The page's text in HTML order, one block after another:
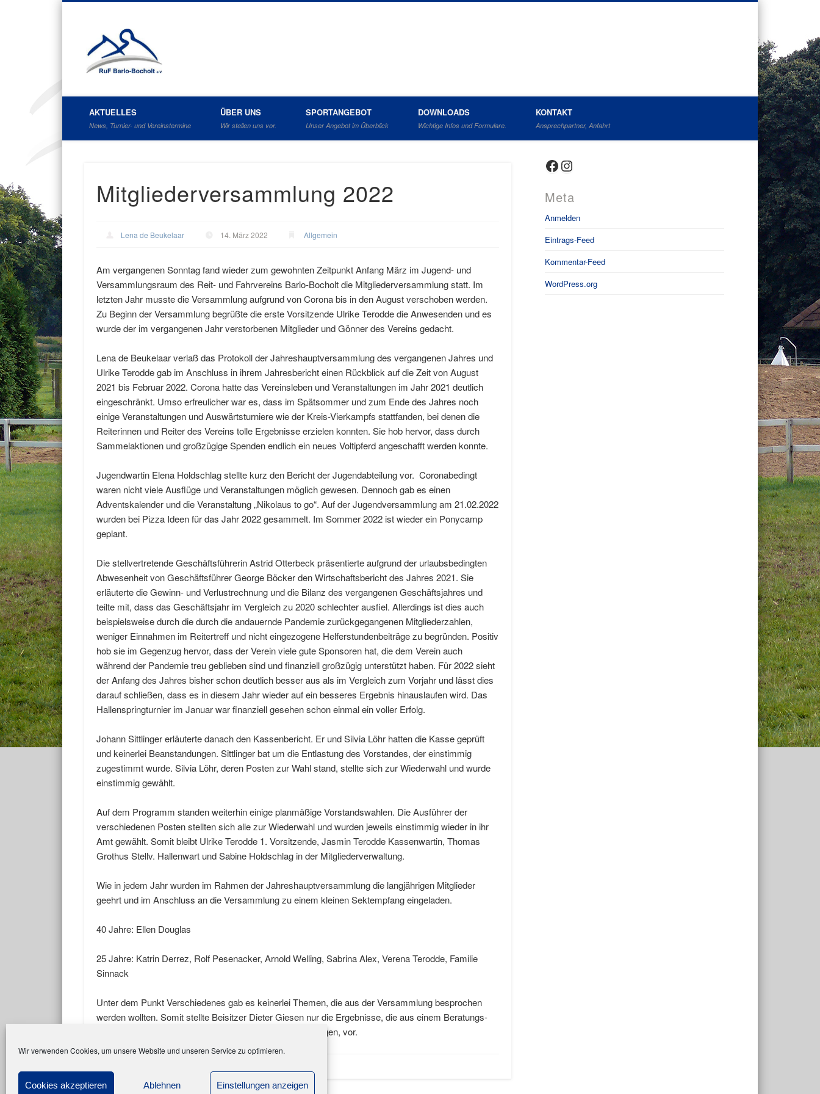
Wir verwenden Cookies, um unsere Website und unseren Service zu optimieren.
Cookies akzeptieren Ablehnen Einstellungen anzeigen
AKTUELLES
News, Turnier- und Vereinstermine
ÜBER UNS
Wir stellen uns vor.
SPORTANGEBOT
Unser Angebot im Überblick
DOWNLOADS
Wichtige Infos und Formulare.
KONTAKT
Ansprechpartner, Anfahrt
Mitgliederversammlung 2022
Lena de Beukelaar 14. März 2022 Allgemein
Am vergangenen Sonntag fand wieder zum gewohnten Zeitpunkt Anfang März im Jugend- und
Versammlungsraum des Reit- und Fahrvereins Barlo-Bocholt die Mitgliederversammlung statt. Im
letzten Jahr musste die Versammlung aufgrund von Corona bis in den August verschoben werden.
Zu Beginn der Versammlung begrüßte die erste Vorsitzende Ulrike Terodde die Anwesenden und es
wurde der im vergangenen Jahr verstorbenen Mitglieder und Gönner des Vereins gedacht.
Lena de Beukelaar verlaß das Protokoll der Jahreshauptversammlung des vergangenen Jahres und
Ulrike Terodde gab im Anschluss in ihrem Jahresbericht einen Rückblick auf die Zeit von August
2021 bis Februar 2022. Corona hatte das Vereinsleben und Veranstaltungen im Jahr 2021 deutlich
eingeschränkt. Umso erfreulicher war es, dass im Spätsommer und zum Ende des Jahres noch
einige Veranstaltungen und Auswärtsturniere wie der Kreis-Vierkampfs stattfanden, bei denen die
Reiterinnen und Reiter des Vereins tolle Ergebnisse erzielen konnten. Sie hob hervor, dass durch
Sammelaktionen und großzügige Spenden endlich ein neues Voltipferd angeschafft werden konnte.
Jugendwartin Elena Holdschlag stellte kurz den Bericht der Jugendabteilung vor. Coronabedingt
waren nicht viele Ausflüge und Veranstaltungen möglich gewesen. Dennoch gab es einen
Adventskalender und die Veranstaltung „Nikolaus to go“. Auf der Jugendversammlung am 21.02.2022
wurden bei Pizza Ideen für das Jahr 2022 gesammelt. Im Sommer 2022 ist wieder ein Ponycamp
geplant.
Die stellvertretende Geschäftsführerin Astrid Otterbeck präsentierte aufgrund der urlaubsbedingten
Abwesenheit von Geschäftsführer George Böcker den Wirtschaftsbericht des Jahres 2021. Sie
erläuterte die Gewinn- und Verlustrechnung und die Bilanz des vergangenen Geschäftsjahres und
teilte mit, dass das Geschäftsjahr im Vergleich zu 2020 schlechter ausfiel. Allerdings ist dies auch
beispielsweise durch die durch die andauernde Pandemie zurückgegangenen Mitgliederzahlen,
weniger Einnahmen im Reitertreff und nicht eingezogene Helferstundenbeiträge zu begründen. Positiv
hob sie im Gegenzug hervor, dass der Verein viele gute Sponsoren hat, die dem Verein auch
während der Pandemie treu geblieben sind und finanziell großzügig unterstützt haben. Für 2022 sieht
der Anfang des Jahres bisher schon deutlich besser aus als im Vergleich zum Vorjahr und lässt dies
darauf schließen, dass es in diesem Jahr wieder auf ein besseres Ergebnis hinauslaufen wird. Das
Hallenspringturnier im Januar war finanziell gesehen schon einmal ein voller Erfolg.
Johann Sittlinger erläuterte danach den Kassenbericht. Er und Silvia Löhr hatten die Kasse geprüft
und keinerlei Beanstandungen. Sittlinger bat um die Entlastung des Vorstandes, der einstimmig
zugestimmt wurde. Silvia Löhr, deren Posten zur Wahl stand, stellte sich zur Wiederwahl und wurde
einstimmig gewählt.
Auf dem Programm standen weiterhin einige planmäßige Vorstandswahlen. Die Ausführer der
verschiedenen Posten stellten sich alle zur Wiederwahl und wurden jeweils einstimmig wieder in ihr
Amt gewählt. Somit bleibt Ulrike Terodde 1. Vorsitzende, Jasmin Terodde Kassenwartin, Thomas
Grothus Stellv. Hallenwart und Sabine Holdschlag in der Mitgliederverwaltung.
Wie in jedem Jahr wurden im Rahmen der Jahreshauptversammlung die langjährigen Mitglieder
geehrt und im Anschluss an die Versammlung zu einem kleinen Sektempfang eingeladen.
40 Jahre: Ellen Douglas
25 Jahre: Katrin Derrez, Rolf Pesenacker, Arnold Welling, Sabrina Alex, Verena Terodde, Familie
Sinnack
Unter dem Punkt Verschiedenes gab es keinerlei Themen, die aus der Versammlung besprochen
werden wollten. Somit stellte Beisitzer Dieter Giesen nur die Ergebnisse, die aus einem Beratungs-
Workshop über Zukunftsvisionen eines Vereins hervorgingen, vor.
Facebook
Instagram
Meta
Anmelden
Eintrags-Feed
Kommentar-Feed
WordPress.org